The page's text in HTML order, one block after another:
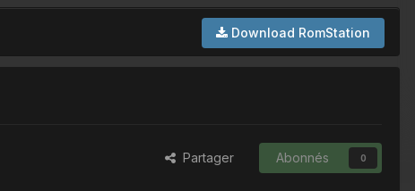
Download RomStation
Partager Abonnés 0